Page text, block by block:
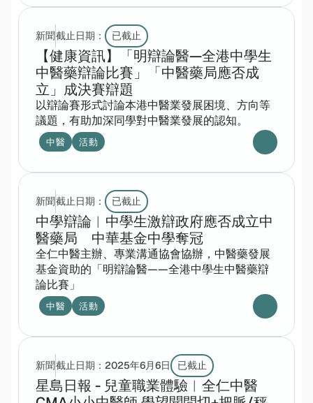
新聞截止日期： 已截止
【健康資訊】「明辯論醫—全港中學生
中醫藥辯論比賽」「中醫藥局應否成
立」成決賽辯題
以辯論賽形式討論本港中醫業發展困境、方向等
議題，有助加深同學對中醫業發展的認知。
中醫 活動
新聞截止日期： 已截止
中學辯論︱中學生激辯政府應否成立中
醫藥局　中華基金中學奪冠
全仁中醫主辦、專業溝通協會協辦，中醫藥發展
基金資助的「明辯論醫——全港中學生中醫藥辯
論比賽」
中醫 活動
新聞截止日期： 2025年6月6日 已截止
星島日報 - 兒童職業體驗︳全仁中醫